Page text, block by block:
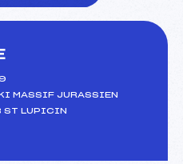
MASSIF JURASSIEN
LUPICIN